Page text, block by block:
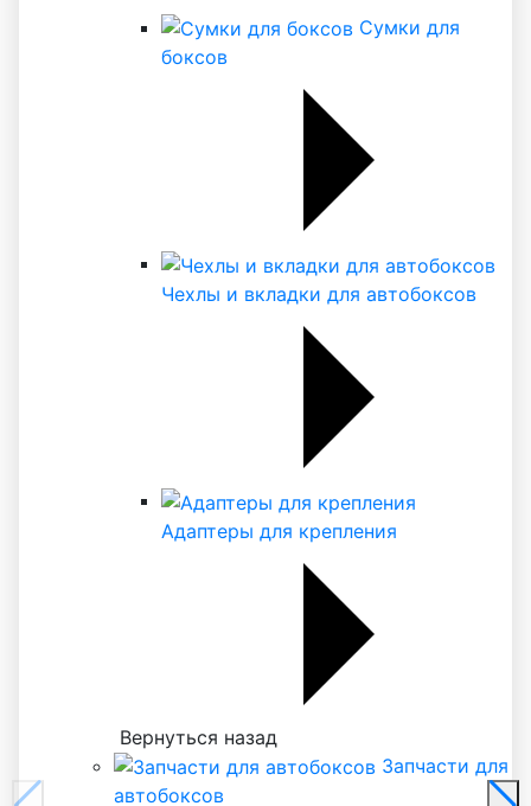
Сумки для
боксов
Чехлы и вкладки для автобоксов
Адаптеры для крепления
Вернуться назад
Запчасти для
автобоксов